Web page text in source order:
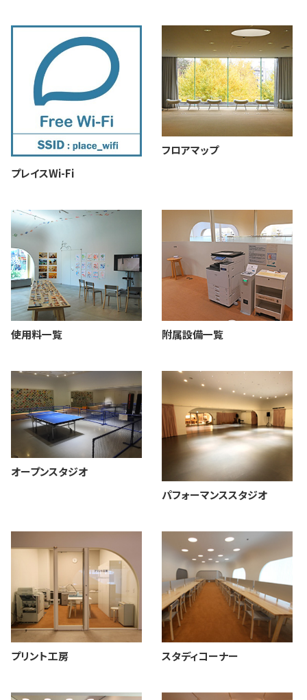
プレイスWi-Fi
フロアマップ
使用料一覧 附属設備一覧
オープンスタジオ
パフォーマンススタジオ
プリント工房 スタディコーナー